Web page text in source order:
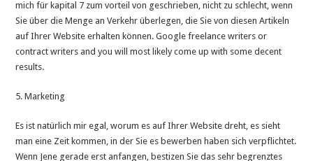
mich für kapital 7 zum vorteil von geschrieben, nicht zu schlecht, wenn
Sie über die Menge an Verkehr überlegen, die Sie von diesen Artikeln
auf Ihrer Website erhalten können. Google freelance writers or
contract writers and you will most likely come up with some decent
results.
5. Marketing
Es ist natürlich mir egal, worum es auf Ihrer Website dreht, es sieht
man eine Zeit kommen, in der Sie es bewerben haben sich verpflichtet.
Wenn Jene gerade erst anfangen, bestizen Sie das sehr begrenztes